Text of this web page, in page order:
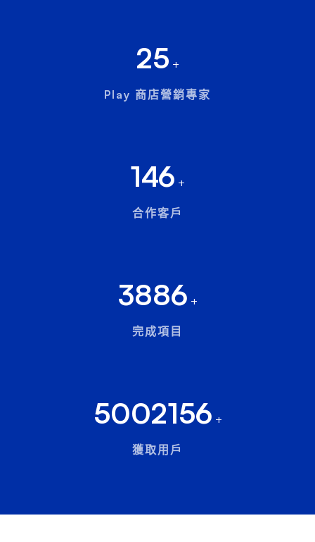
25 +
Play 商店營銷專家
146 +
合作客戶
3886 +
完成項目
5002156 +
獲取用戶